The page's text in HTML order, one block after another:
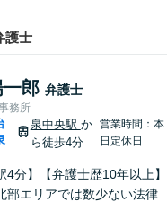
護士
郎 弁護士
務所
泉中央駅 か
ら徒歩4分
営業時間：本
日定休日
4分】【弁護士歴10年以上】
部エリアでは数少ない法律